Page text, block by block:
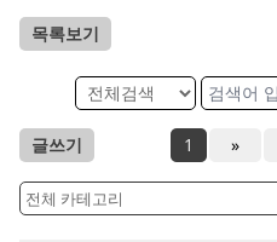
목록보기
글쓰기 1 »